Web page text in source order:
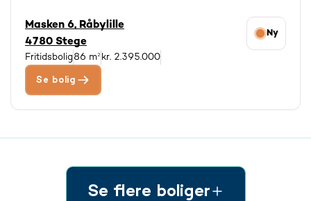
Masken 6, Råbylille
4780 Stege
Ny
Fritidsbolig86 m² kr. 2.395.000
Se bolig
Se flere boliger